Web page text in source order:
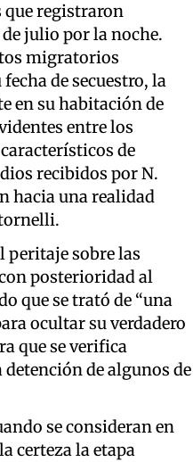
que registraron
julio por la noche.
migratorios
de secuestro, la
en su habitación de
entre los
de
recibidos por N.
hacia una realidad
peritaje sobre las
posterioridad al
que se trató de “una
ocultar su verdadero
que se verifica
de algunos de
se consideran en
certeza la etapa